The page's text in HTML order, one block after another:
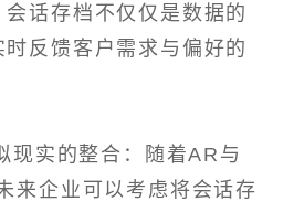
话存档不仅仅是数据的
反馈客户需求与偏好的
现实的整合：随着AR与
来企业可以考虑将会话存